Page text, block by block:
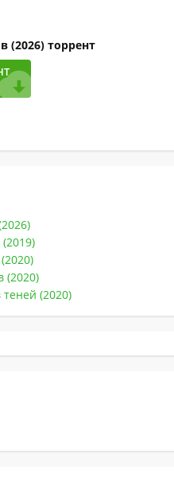
(2026) торрент
(2020)
(2020)